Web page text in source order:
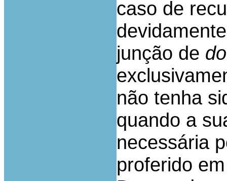
caso de
junção de
não tenha
quando a
necessária
proferido